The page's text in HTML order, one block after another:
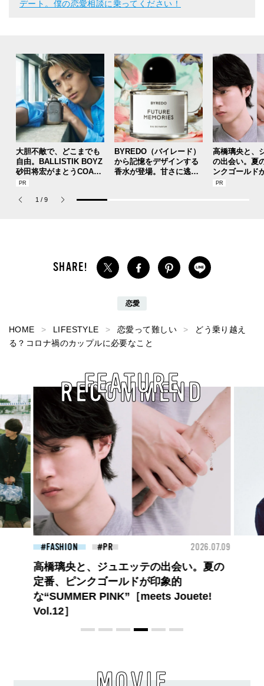
デート。僕の恋愛相談に乗ってください！
大胆不敵で、どこまでも
自由。BALLISTIK BOYZ
砂田将宏がまとうCOACH
の新作フレグランス「コ
パルファム」
BYREDO（バイレード）
から記憶をデザインする
香水が登場。甘さに逃げ
高橋璃央と、
の出会い。夏
ンクゴールド
SUMMER
1 / 9
恋愛
HOME LIFESTYLE 恋愛って難しい
どう乗り越え
る？コロナ禍のカップルに必要なこと
RECOMMEND
FEATURE
FASHION 2026.07.09
【PRADA × NI-KI(ENHYPEN)】時をかけ
る、ニューモード